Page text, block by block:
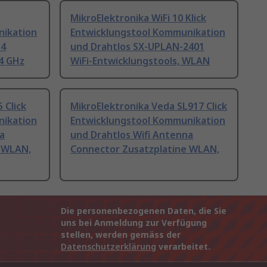
GHz
MikroElektronika WiFi 10 Klick
Entwicklungstool Kommunikation
und Drahtlos SX-UPLAN-2401
WiFi-Entwicklungstools, WLAN
Click
MikroElektronika Veda SL917 Click
Entwicklungstool Kommunikation
und Drahtlos Wifi Antenna
Connector Zusatzplatine WLAN,
Die personenbezogenen Daten, die Sie
uns bei Anmeldung zur Verfügung
stellen, werden gemäss der
Datenschutzerklärung verarbeitet.